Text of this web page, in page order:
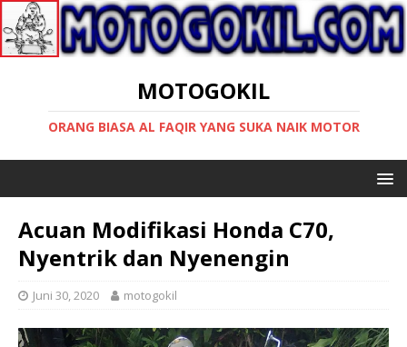
MOTOGOKIL
ORANG BIASA AL FAQIR YANG SUKA NAIK MOTOR
Acuan Modifikasi Honda C70,
Nyentrik dan Nyenengin
Juni 30, 2020 motogokil